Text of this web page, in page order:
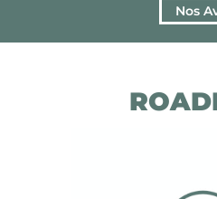
Nos